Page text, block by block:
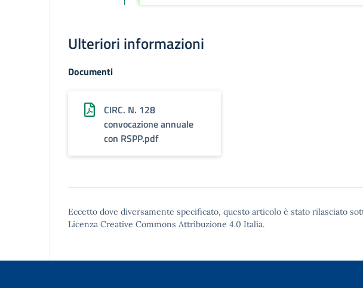
Ulteriori informazioni
Documenti
CIRC. N. 128
convocazione annuale
con RSPP.pdf
Eccetto dove diversamente specificato, questo articolo è stato rilasciato
Licenza Creative Commons Attribuzione 4.0 Italia.